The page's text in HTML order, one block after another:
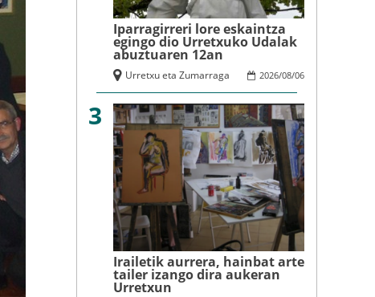
Iparragirreri lore eskaintza
egingo dio Urretxuko Udalak
abuztuaren 12an
2026/08/06
Urretxu eta Zumarraga
3
Irailetik aurrera, hainbat arte
tailer izango dira aukeran
Urretxun